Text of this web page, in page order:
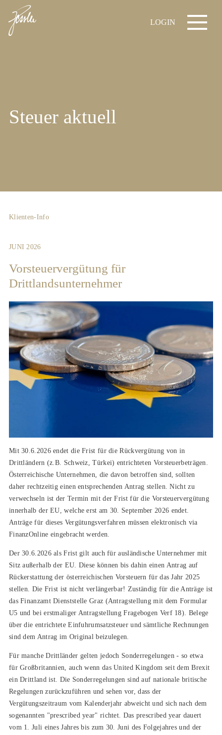
LOGIN
Steuer aktuell
Klienten-Info
JUNI 2026
Vorsteuervergütung für
Drittlandsunternehmer
Mit 30.6.2026 endet die Frist für die Rückvergütung von in
Drittländern (z.B. Schweiz, Türkei) entrichteten Vorsteuerbeträgen.
Österreichische Unternehmen, die davon betroffen sind, sollten
daher rechtzeitig einen entsprechenden Antrag stellen. Nicht zu
verwechseln ist der Termin mit der Frist für die Vorsteuervergütung
innerhalb der EU, welche erst am 30. September 2026 endet.
Anträge für dieses Vergütungsverfahren müssen elektronisch via
FinanzOnline eingebracht werden.
Der 30.6.2026 als Frist gilt auch für ausländische Unternehmer mit
Sitz außerhalb der EU. Diese können bis dahin einen Antrag auf
Rückerstattung der österreichischen Vorsteuern für das Jahr 2025
stellen. Die Frist ist nicht verlängerbar! Zuständig für die Anträge ist
das Finanzamt Dienststelle Graz (Antragstellung mit dem Formular
U5 und bei erstmaliger Antragstellung Fragebogen Verf 18). Belege
über die entrichtete Einfuhrumsatzsteuer und sämtliche Rechnungen
sind dem Antrag im Original beizulegen.
Für manche Drittländer gelten jedoch Sonderregelungen - so etwa
für Großbritannien, auch wenn das United Kingdom seit dem Brexit
ein Drittland ist. Die Sonderregelungen sind auf nationale britische
Regelungen zurückzuführen und sehen vor, dass der
Vergütungszeitraum vom Kalenderjahr abweicht und sich nach dem
sogenannten "prescribed year" richtet. Das prescribed year dauert
vom 1. Juli eines Jahres bis zum 30. Juni des Folgejahres und der